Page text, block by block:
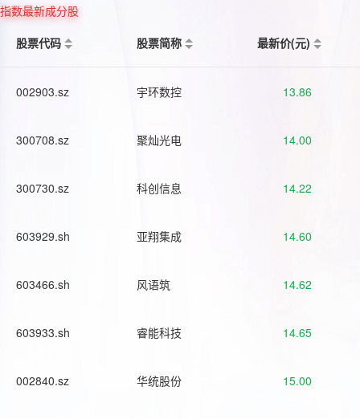
指数最新成分股
股票代码
股票简称 最新价(元)
002903.sz 宇环数控 13.86
300708.sz 聚灿光电 14.00
300730.sz 科创信息 14.22
603929.sh 亚翔集成 14.60
603466.sh 风语筑 14.62
603933.sh 睿能科技 14.65
002840.sz 华统股份 15.00